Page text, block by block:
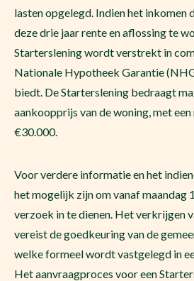
lasten opgelegd. Indien het inkomen
deze drie jaar rente en aflossing te
Starterslening wordt verstrekt in
Nationale Hypotheek Garantie
biedt. De Starterslening bedraagt
aankoopprijs van de woning, met
€30.000.
Voor verdere informatie en het
het mogelijk zijn om vanaf maandag
verzoek in te dienen. Het verkrijgen
vereist de goedkeuring van de
welke formeel wordt vastgelegd in
Het aanvraagproces voor een